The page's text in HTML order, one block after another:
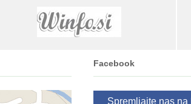
Facebook
Spremljajte nas na